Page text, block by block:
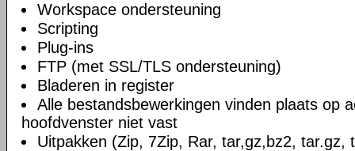
Workspace ondersteuning
Scripting
Plug-ins
FTP (met SSL/TLS ondersteuning)
Bladeren in register
Alle bestandsbewerkingen vinden plaats op
hoofdvenster niet vast
Uitpakken (Zip, 7Zip, Rar, tar,gz,bz2, tar.gz,